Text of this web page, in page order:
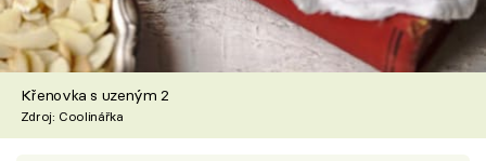
Křenovka s uzeným 2
Zdroj: Coolinářka